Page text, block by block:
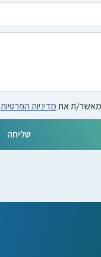
מאשר/ת אתמדיניות הפרטיות
שליחה